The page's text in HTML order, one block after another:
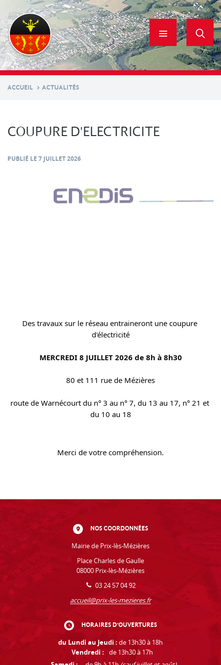
contenu
principal
ACCUEIL ACTUALITÉS
COUPURE D'ELECTRICITE
PUBLIÉ LE 7 JUILLET 2026
Des travaux sur le réseau entraineront une coupure
d'électricité
MERCREDI 8 JUILLET 2026 de 8h à 8h30
80 et 111 rue de Mézières
route de Warnécourt du n° 3 au n° 7, du 13 au 17, n° 21 et
du 10 au 18
Merci de votre compréhension.
NOS COORDONNÉES
Mairie de Prix-lès-Mézières
Place Charles de Gaulle
08000 Prix-lès-Mézières
03 24 57 04 92
accueil@prix-les-mezieres.fr
HORAIRES D'OUVERTURES
du Lundi au Jeudi : de 13h30 à 18h
Vendredi :
de 13h30 à 17h